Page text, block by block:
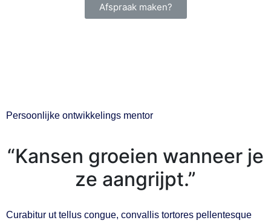
Afspraak maken?
Persoonlijke ontwikkelings mentor
“Kansen groeien wanneer je
ze aangrijpt.”
Curabitur ut tellus congue, convallis tortores pellentesque